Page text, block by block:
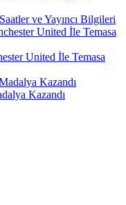
ve Yayıncı Bilgileri
United İle Temasa
Kazandı